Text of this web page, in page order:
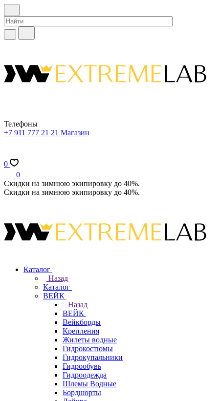
Телефоны
+7 911 777 21 21 Магазин
0
0
Скидки на зимнюю экипировку до 40%.
Скидки на зимнюю экипировку до 40%.
Каталог
Назад
Каталог
ВЕЙК
Назад
ВЕЙК
Вейкборды
Крепления
Жилеты водные
Гидрокостюмы
Гидрокупальники
Гидрообувь
Гидроодежда
Шлемы Водные
Бордшорты